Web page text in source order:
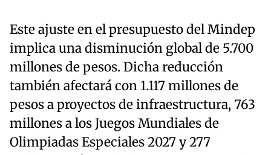
Este ajuste en el presupuesto del Mindep
implica una disminución global de 5.700
millones de pesos. Dicha reducción
también afectará con 1.117 millones de
pesos a proyectos de infraestructura, 763
millones a los Juegos Mundiales de
Olimpiadas Especiales 2027 y 277